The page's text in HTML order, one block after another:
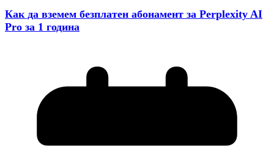
Как да вземем безплатен абонамент за Perplexity AI
Pro за 1 година